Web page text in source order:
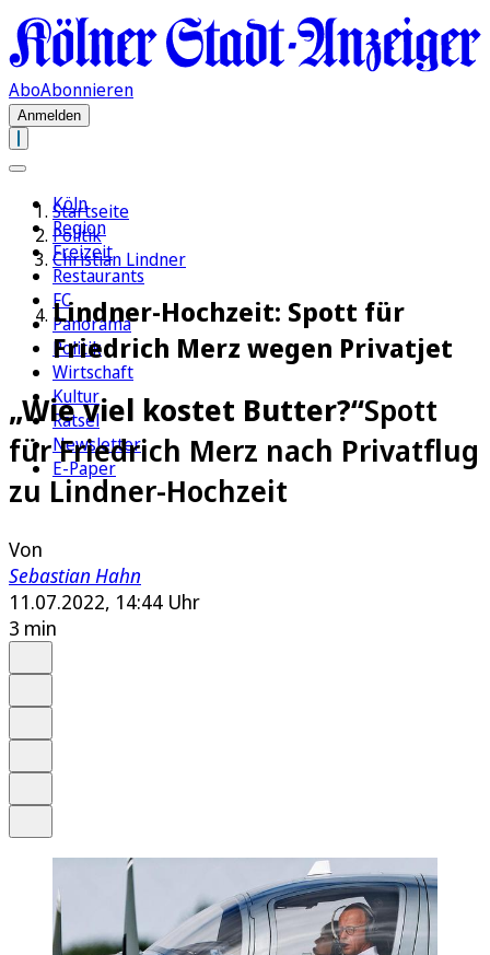
AboAbonnieren
Anmelden
Köln
Region
Freizeit
Restaurants
FC
Panorama
Politik
Wirtschaft
Kultur
Rätsel
Newsletter
E-Paper
Startseite
Politik
Christian Lindner
Lindner-Hochzeit: Spott für
Friedrich Merz wegen Privatjet
„Wie viel kostet Butter?“Spott
für Friedrich Merz nach Privatflug
zu Lindner-Hochzeit
Von
Sebastian Hahn
11.07.2022, 14:44 Uhr
3 min